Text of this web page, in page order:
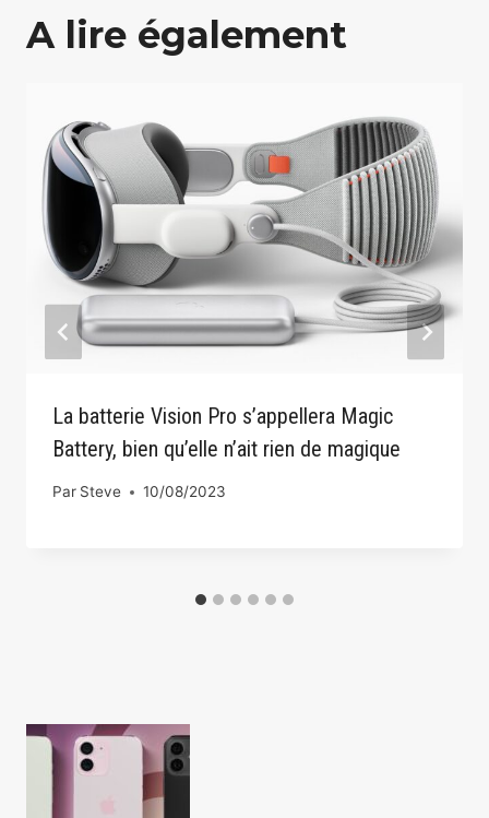
A lire également
La batterie Vision Pro s’appellera Magic
Battery, bien qu’elle n’ait rien de magique
Par Steve 10/08/2023